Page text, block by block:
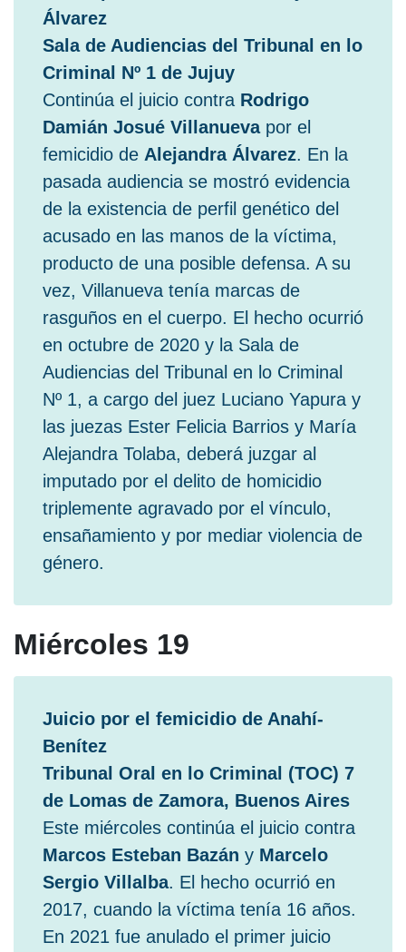
Álvarez
Sala de Audiencias del Tribunal en lo
Criminal Nº 1 de Jujuy
Continúa el juicio contra Rodrigo
Damián Josué Villanueva por el
femicidio de Alejandra Álvarez. En la
pasada audiencia se mostró evidencia
de la existencia de perfil genético del
acusado en las manos de la víctima,
producto de una posible defensa. A su
vez, Villanueva tenía marcas de
rasguños en el cuerpo. El hecho ocurrió
en octubre de 2020 y la Sala de
Audiencias del Tribunal en lo Criminal
Nº 1, a cargo del juez Luciano Yapura y
las juezas Ester Felicia Barrios y María
Alejandra Tolaba, deberá juzgar al
imputado por el delito de homicidio
triplemente agravado por el vínculo,
ensañamiento y por mediar violencia de
género.
Miércoles 19
Juicio por el femicidio de Anahí­
Bení­tez
Tribunal Oral en lo Criminal (TOC) 7
de Lomas de Zamora, Buenos Aires
Este miércoles continúa el juicio contra
Marcos Esteban Bazán y Marcelo
Sergio Villalba. El hecho ocurrió en
2017, cuando la ví­ctima tení­a 16 años.
En 2021 fue anulado el primer juicio